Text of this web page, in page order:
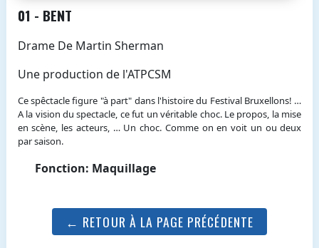
01 - BENT
Drame De Martin Sherman
Une production de l'ATPCSM
Ce spêctacle figure "à part" dans l'histoire du Festival Bruxellons! …
A la vision du spectacle, ce fut un véritable choc. Le propos, la mise
en scène, les acteurs, … Un choc. Comme on en voit un ou deux
par saison.
Fonction: Maquillage
← RETOUR À LA PAGE PRÉCÉDENTE